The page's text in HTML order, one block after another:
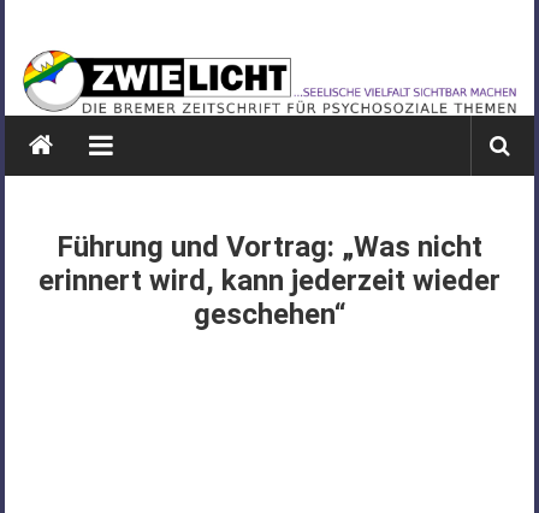
springen
ZWIELICHT
BREMEN
DIE
PSYCHOSOZIALE
THEMEN
Führung und Vortrag: „Was nicht
erinnert wird, kann jederzeit wieder
geschehen“